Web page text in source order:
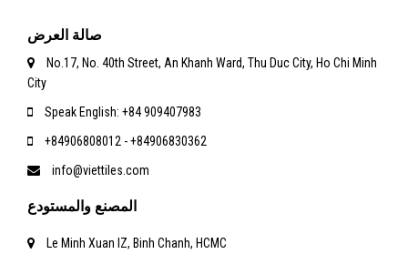
صالة العرض
No.17, No. 40th Street, An Khanh Ward, Thu Duc City, Ho Chi Minh
City
Speak English: +84 909407983
+84906808012 - +84906830362
info@viettiles.com
المصنع والمستودع
Le Minh Xuan IZ, Binh Chanh, HCMC